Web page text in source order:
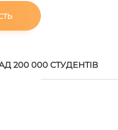
200 000 СТУДЕНТІВ